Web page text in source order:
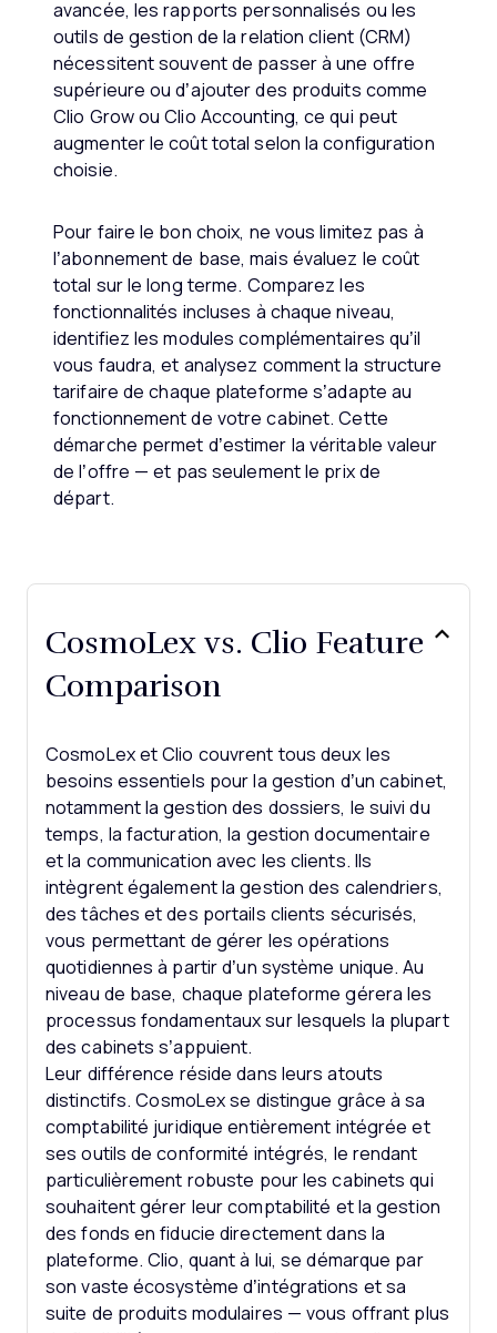
avancée, les rapports personnalisés ou les
outils de gestion de la relation client (CRM)
nécessitent souvent de passer à une offre
supérieure ou d’ajouter des produits comme
Clio Grow ou Clio Accounting, ce qui peut
augmenter le coût total selon la configuration
choisie.
Pour faire le bon choix, ne vous limitez pas à
l’abonnement de base, mais évaluez le coût
total sur le long terme. Comparez les
fonctionnalités incluses à chaque niveau,
identifiez les modules complémentaires qu’il
vous faudra, et analysez comment la structure
tarifaire de chaque plateforme s’adapte au
fonctionnement de votre cabinet. Cette
démarche permet d’estimer la véritable valeur
de l’offre — et pas seulement le prix de
départ.
CosmoLex vs. Clio Feature
Comparison
CosmoLex et Clio couvrent tous deux les
besoins essentiels pour la gestion d’un cabinet,
notamment la gestion des dossiers, le suivi du
temps, la facturation, la gestion documentaire
et la communication avec les clients. Ils
intègrent également la gestion des calendriers,
des tâches et des portails clients sécurisés,
vous permettant de gérer les opérations
quotidiennes à partir d’un système unique. Au
niveau de base, chaque plateforme gérera les
processus fondamentaux sur lesquels la plupart
des cabinets s’appuient.
Leur différence réside dans leurs atouts
distinctifs. CosmoLex se distingue grâce à sa
comptabilité juridique entièrement intégrée et
ses outils de conformité intégrés, le rendant
particulièrement robuste pour les cabinets qui
souhaitent gérer leur comptabilité et la gestion
des fonds en fiducie directement dans la
plateforme. Clio, quant à lui, se démarque par
son vaste écosystème d’intégrations et sa
suite de produits modulaires — vous offrant plus